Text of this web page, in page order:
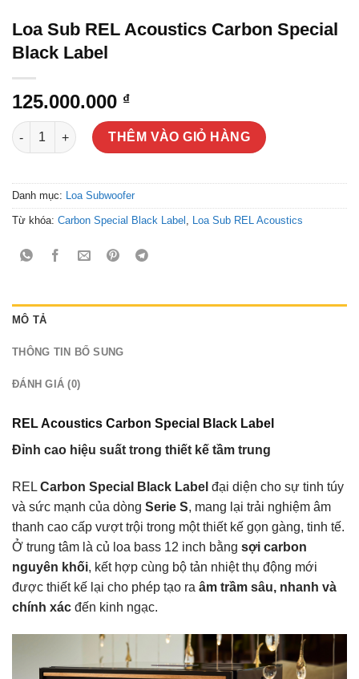
Loa Sub REL Acoustics Carbon Special
Black Label
125.000.000 ₫
Loa Sub REL Acoustics Carbon Special Black Label số lượng
THÊM VÀO GIỎ HÀNG
Danh mục: Loa Subwoofer
Từ khóa: Carbon Special Black Label Loa Sub REL Acoustics
MÔ TẢ
THÔNG TIN BỔ SUNG
ĐÁNH GIÁ (0)
REL Acoustics Carbon Special Black Label
Đỉnh cao hiệu suất trong thiết kế tầm trung
REL Carbon Special Black Label đại diện cho sự tinh túy
và sức mạnh của dòng Serie S, mang lại trải nghiệm âm
thanh cao cấp vượt trội trong một thiết kế gọn gàng, tinh tế.
Ở trung tâm là củ loa bass 12 inch bằng sợi carbon
nguyên khối, kết hợp cùng bộ tản nhiệt thụ động mới
được thiết kế lại cho phép tạo ra âm trầm sâu, nhanh và
chính xác đến kinh ngạc.